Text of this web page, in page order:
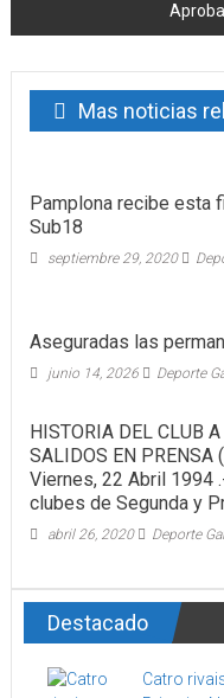
Mas noticias
Pamplona recibe esta
Sub18
septiembre 29, 2020
Aseguradas las
junio 14, 2026 Deporte
HISTORIA DEL CLUB
SALIDOS EN
Viernes, 22 Abril 1994
clubes de Segunda y
abril 26, 2020 Deporte
Destacado
Catro